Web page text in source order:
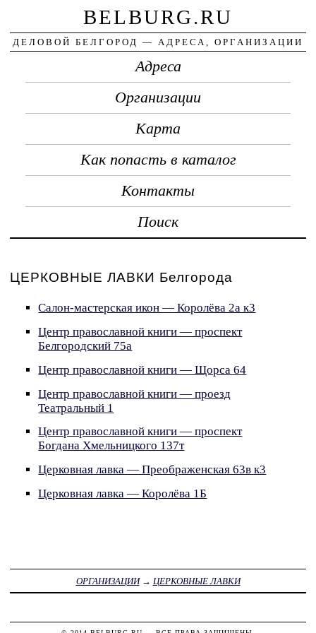
BELBURG.RU
ДЕЛОВОЙ БЕЛГОРОД — АДРЕСА, ОРГАНИЗАЦИИ
Адреса
Организации
Карта
Как попасть в каталог
Контакты
Поиск
ЦЕРКОВНЫЕ ЛАВКИ Белгорода
Салон-мастерская икон — Королёва 2а к3
Центр православной книги — проспект
Белгородский 75а
Центр православной книги — Щорса 64
Центр православной книги — проезд
Театральный 1
Центр православной книги — проспект
Богдана Хмельницкого 137т
Церковная лавка — Преображенская 63в к3
Церковная лавка — Королёва 1Б
ОРГАНИЗАЦИИ→ ЦЕРКОВНЫЕ ЛАВКИ